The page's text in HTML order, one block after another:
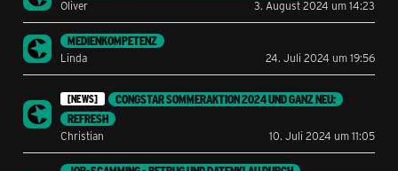
Oliver
3. August 2024 um 14:23
MEDIENKOMPETENZ
Linda
24. Juli 2024 um 19:56
[NEWS]
CONGSTAR SOMMERAKTION 2024 UND GANZ NEU:
REFRESH
Christian
10. Juli 2024 um 11:05